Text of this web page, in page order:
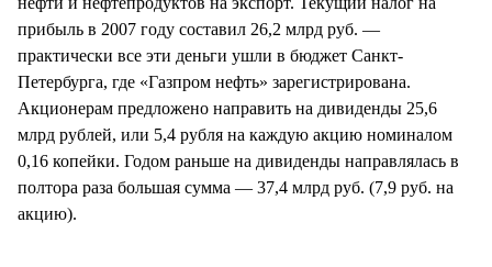
прибыль в 2007 году составил 26,2 млрд руб. —
практически все эти деньги ушли в бюджет Санкт-
Петербурга, где «Газпром нефть» зарегистрирована.
Акционерам предложено направить на дивиденды 25,6
млрд рублей, или 5,4 рубля на каждую акцию номиналом
0,16 копейки. Годом раньше на дивиденды направлялась в
полтора раза большая сумма — 37,4 млрд руб. (7,9 руб. на
акцию).